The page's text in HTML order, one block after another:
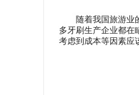
随着我国旅游业的
多牙刷生产企业都在
考虑到成本等因素应